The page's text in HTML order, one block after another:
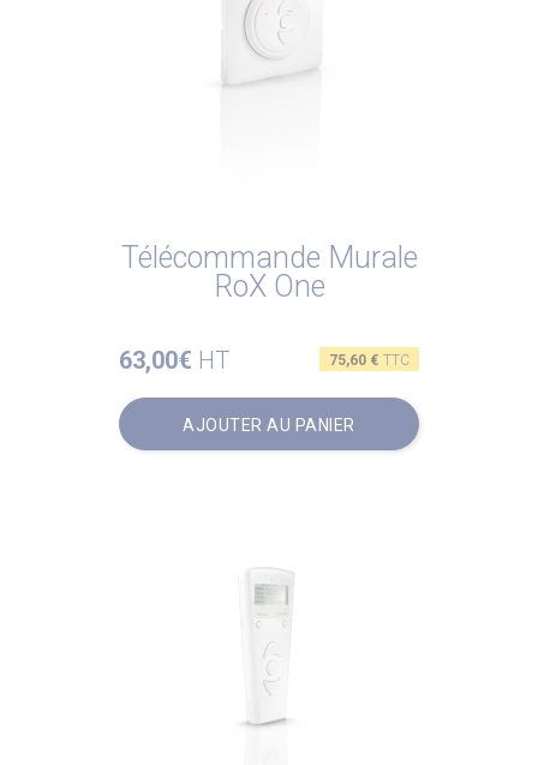
Télécommande Murale
RoX One
63,00€ HT Prix
75,60 € TTC
AJOUTER AU PANIER